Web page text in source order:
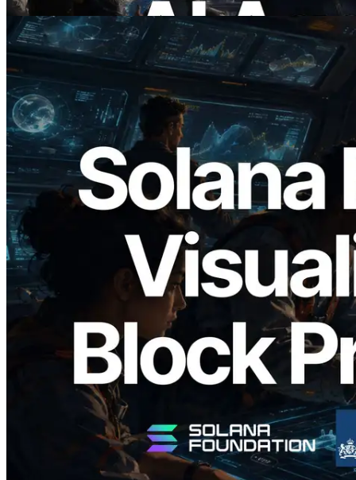
이 글 읽기
2026.05.24
Validators Solutions, Solana 블록 애널라
이저 공개 — slot 단위 블록 생성 시간과
담당 검증자 시각화